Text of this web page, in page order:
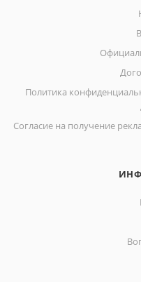
Политика
Согласие на получение